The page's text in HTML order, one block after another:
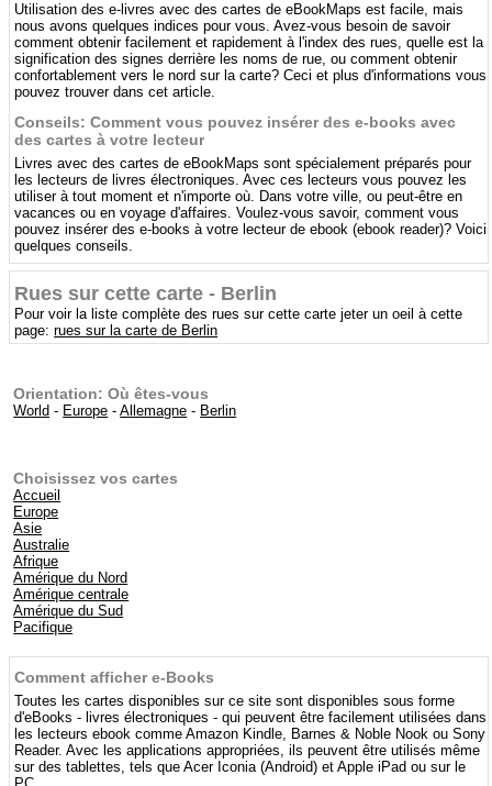
Utilisation des e-livres avec des cartes de eBookMaps est facile, mais
nous avons quelques indices pour vous. Avez-vous besoin de savoir
comment obtenir facilement et rapidement à l'index des rues, quelle est la
signification des signes derrière les noms de rue, ou comment obtenir
confortablement vers le nord sur la carte? Ceci et plus d'informations vous
pouvez trouver dans cet article.
Conseils: Comment vous pouvez insérer des e-books avec
des cartes à votre lecteur
Livres avec des cartes de eBookMaps sont spécialement préparés pour
les lecteurs de livres électroniques. Avec ces lecteurs vous pouvez les
utiliser à tout moment et n'importe où. Dans votre ville, ou peut-être en
vacances ou en voyage d'affaires. Voulez-vous savoir, comment vous
pouvez insérer des e-books à votre lecteur de ebook (ebook reader)? Voici
quelques conseils.
Rues sur cette carte - Berlin
Pour voir la liste complète des rues sur cette carte jeter un oeil à cette
page:rues sur la carte de Berlin
Orientation: Où êtes-vous
World - Europe -Allemagne - Berlin
Choisissez vos cartes
Accueil
Europe
Asie
Australie
Afrique
Amérique du Nord
Amérique centrale
Amérique du Sud
Pacifique
Comment afficher e-Books
Toutes les cartes disponibles sur ce site sont disponibles sous forme
d'eBooks - livres électroniques - qui peuvent être facilement utilisées dans
les lecteurs ebook comme Amazon Kindle, Barnes & Noble Nook ou Sony
Reader. Avec les applications appropriées, ils peuvent être utilisés même
sur des tablettes, tels que Acer Iconia (Android) et Apple iPad ou sur le